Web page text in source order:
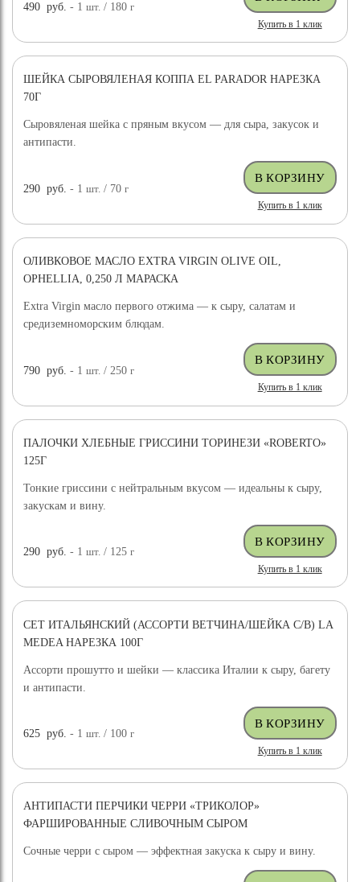
490 руб. - 1шт. / 180г
Купить в 1 клик
ШЕЙКА СЫРОВЯЛЕНАЯ КОППА EL PARADOR НАРЕЗКА
70Г
Сыровяленая шейка с пряным вкусом — для сыра, закусок и
антипасти.
290 руб. - 1шт. / 70г
Купить в 1 клик
ОЛИВКОВОЕ МАСЛО EXTRA VIRGIN OLIVE OIL,
OPHELLIA, 0,250 Л МАРАСКА
Extra Virgin масло первого отжима — к сыру, салатам и
средиземноморским блюдам.
790 руб. - 1шт. / 250г
Купить в 1 клик
ПАЛОЧКИ ХЛЕБНЫЕ ГРИССИНИ ТОРИНЕЗИ «ROBERTO»
125Г
Тонкие гриссини с нейтральным вкусом — идеальны к сыру,
закускам и вину.
290 руб. - 1шт. / 125г
Купить в 1 клик
СЕТ ИТАЛЬЯНСКИЙ (АССОРТИ ВЕТЧИНА/ШЕЙКА С/В) LA
MEDEA НАРЕЗКА 100Г
Ассорти прошутто и шейки — классика Италии к сыру, багету
и антипасти.
625 руб. - 1шт. / 100г
Купить в 1 клик
АНТИПАСТИ ПЕРЧИКИ ЧЕРРИ «ТРИКОЛОР»
ФАРШИРОВАННЫЕ СЛИВОЧНЫМ СЫРОМ
Сочные черри с сыром — эффектная закуска к сыру и вину.